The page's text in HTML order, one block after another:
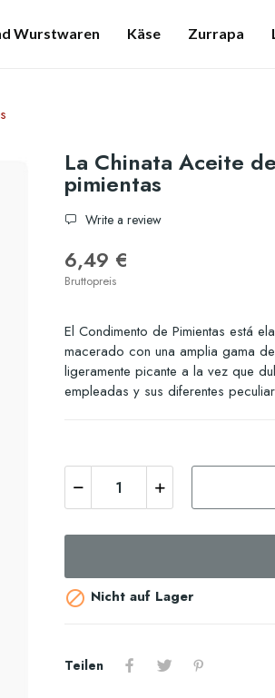
Wurstwaren Käse Zurrapa
La Chinata Aceite
pimientas
Write a review
6,49 €
Bruttopreis
El Condimento de Pimientas está
macerado con una amplia gama
ligeramente picante a la vez que
empleadas y sus diferentes
 Nicht auf Lager
Teilen